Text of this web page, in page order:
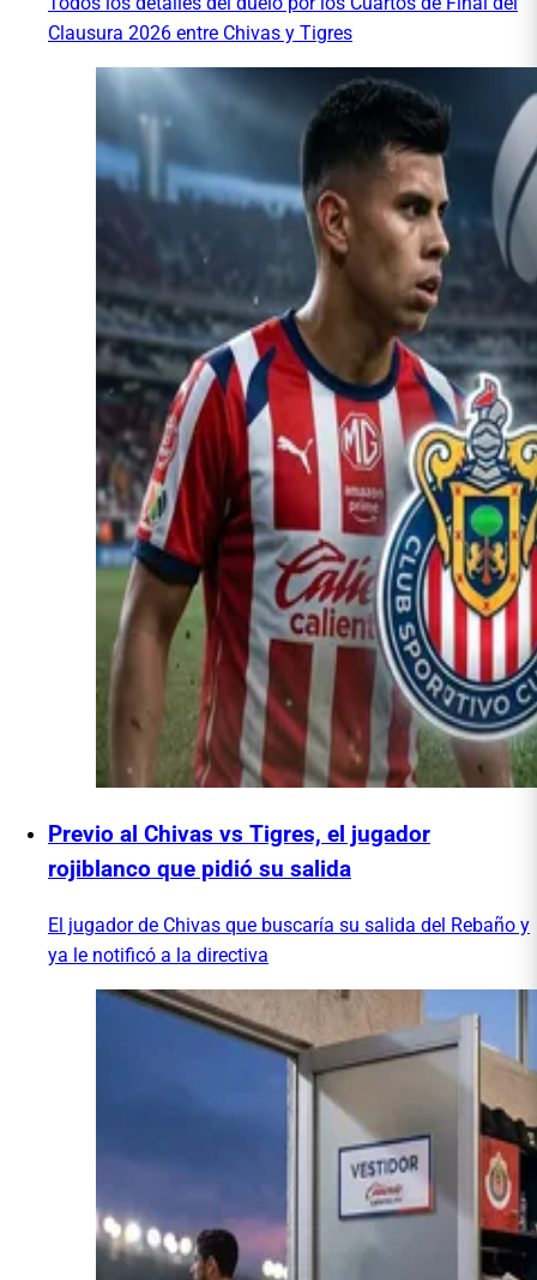
Clausura 2026 entre Chivas y Tigres
Previo al Chivas vs Tigres, el jugador
rojiblanco que pidió su salida
El jugador de Chivas que buscaría su salida del Rebaño y
ya le notificó a la directiva